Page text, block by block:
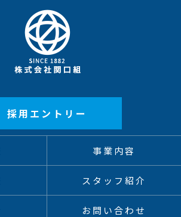
採用エントリー
事業内容
スタッフ紹介
お問い合わせ